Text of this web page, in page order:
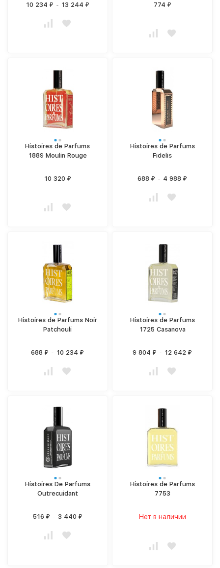
10 234 ₽ - 13 244 ₽ 774 ₽
Histoires de Parfums
1889 Moulin Rouge
10 320 ₽
Histoires de Parfums
Fidelis
688₽ - 4 988₽
Histoires de Parfums Noir
Patchouli
688₽ - 10 234₽
Histoires de Parfums
1725 Casanova
9 804₽ - 12 642₽
Histoires De Parfums
Outrecuidant
516 ₽ - 3 440 ₽
Histoires de Parfums
7753
Нет в наличии